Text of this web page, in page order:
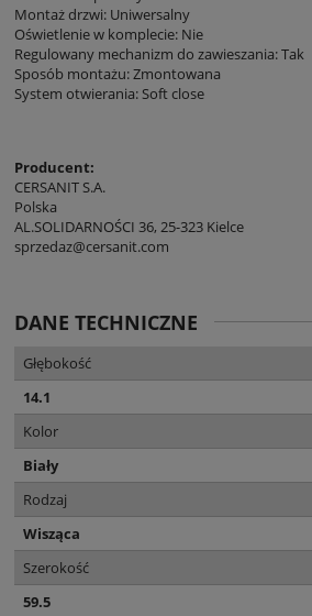
Montaż drzwi: Uniwersalny
Oświetlenie w komplecie: Nie
Regulowany mechanizm do zawieszania: Tak
Sposób montażu: Zmontowana
System otwierania: Soft close
Producent:
CERSANIT S.A.
Polska
AL.SOLIDARNOŚCI 36, 25-323 Kielce
sprzedaz@cersanit.com
DANE TECHNICZNE
Głębokość
14.1
Kolor
Biały
Rodzaj
Wisząca
Szerokość
59.5